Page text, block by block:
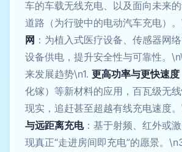
车的车载无线充电、以及面向未来
道路（为行驶中的电动汽车充电）
网 ：为植入式医疗设备、传感器网
设备供电，提升安全性与可靠性。
来发展趋势\n1. 更高功率与更快速度
化镓）等新材料的应用，百瓦级无
现实，追赶甚至超越有线充电速度
与远距离充电：基于射频、红外或
现真正“走进房间即充电”的愿景。